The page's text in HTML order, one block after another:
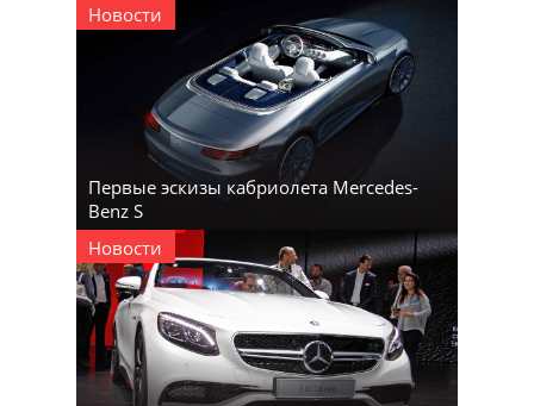
Новости
Первые эскизы кабриолета Mercedes-
Benz S
Новости